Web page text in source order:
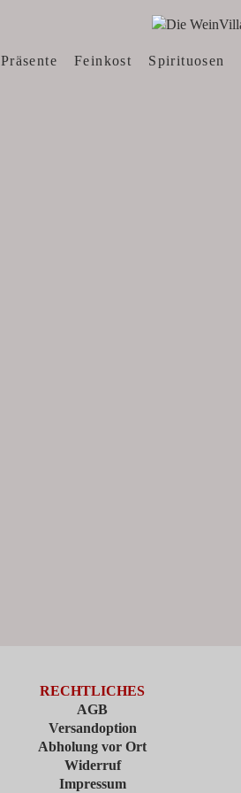
Präsente Feinkost Spirituosen
RECHTLICHES
AGB
Versandoption
Abholung vor Ort
Widerruf
Impressum